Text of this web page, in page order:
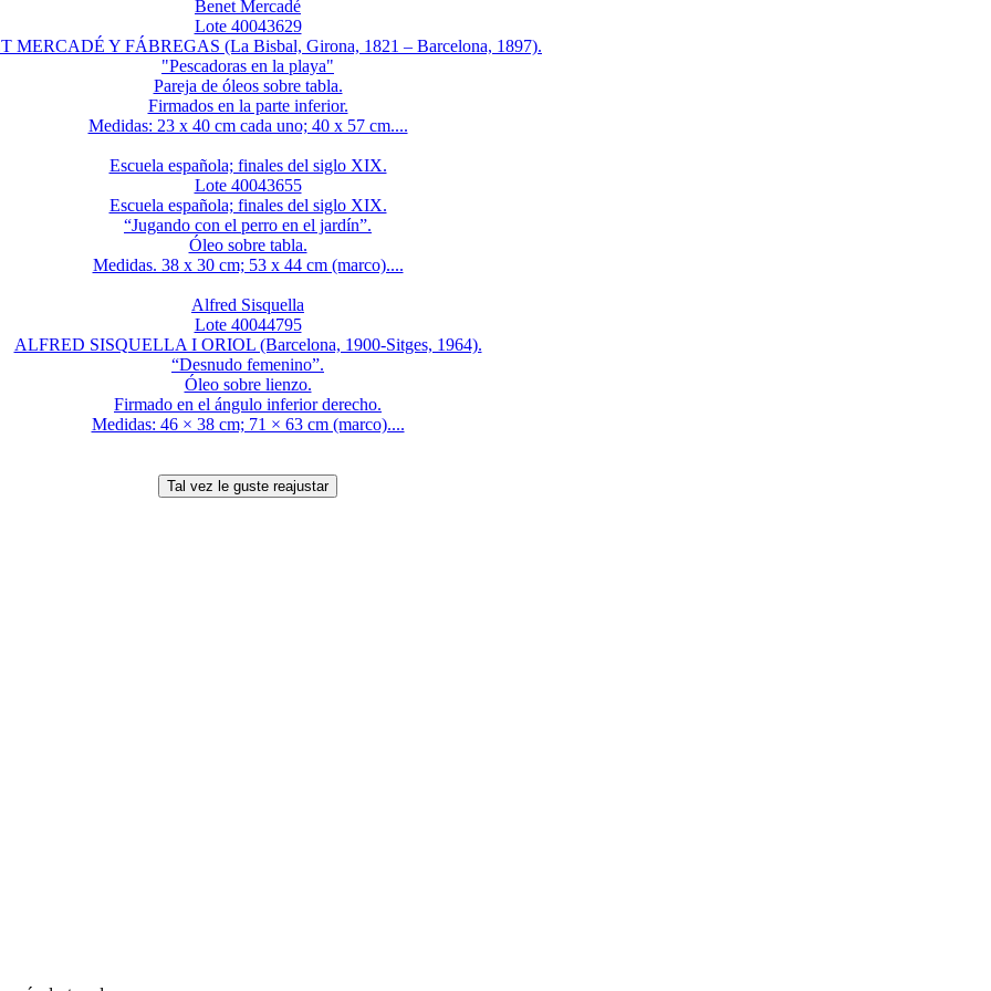
Benet Mercadé
Lote 40043629
MERCADÉ Y FÁBREGAS (La Bisbal, Girona, 1821 – Barcelona, 1897).
"Pescadoras en la playa"
Pareja de óleos sobre tabla.
Firmados en la parte inferior.
Medidas: 23 x 40 cm cada uno; 40 x 57 cm....
Escuela española; finales del siglo XIX.
Lote 40043655
Escuela española; finales del siglo XIX.
“Jugando con el perro en el jardín”.
Óleo sobre tabla.
Medidas. 38 x 30 cm; 53 x 44 cm (marco)....
Alfred Sisquella
Lote 40044795
ALFRED SISQUELLA I ORIOL (Barcelona, 1900-Sitges, 1964).
“Desnudo femenino”.
Óleo sobre lienzo.
Firmado en el ángulo inferior derecho.
Medidas: 46 × 38 cm; 71 × 63 cm (marco)....